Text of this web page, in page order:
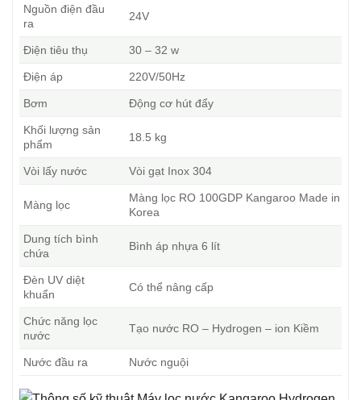
Nguồn điện đầu
ra
24V
Điện tiêu thụ 30 – 32 w
Điện áp 220V/50Hz
Bơm Động cơ hút đẩy
Khối lượng sản
phẩm
18.5 kg
Vòi lấy nước Vòi gạt Inox 304
Màng lọc
Màng lọc RO 100GDP Kangaroo Made in
Korea
Dung tích bình
chứa
Bình áp nhựa 6 lít
Đèn UV diệt
khuẩn
Có thể nâng cấp
Chức năng lọc
nước
Tạo nước RO – Hydrogen – ion Kiềm
Nước đầu ra Nước nguội